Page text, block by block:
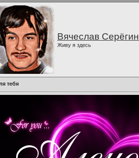
Вячеслав Серёгин
Живу я здесь
тебя